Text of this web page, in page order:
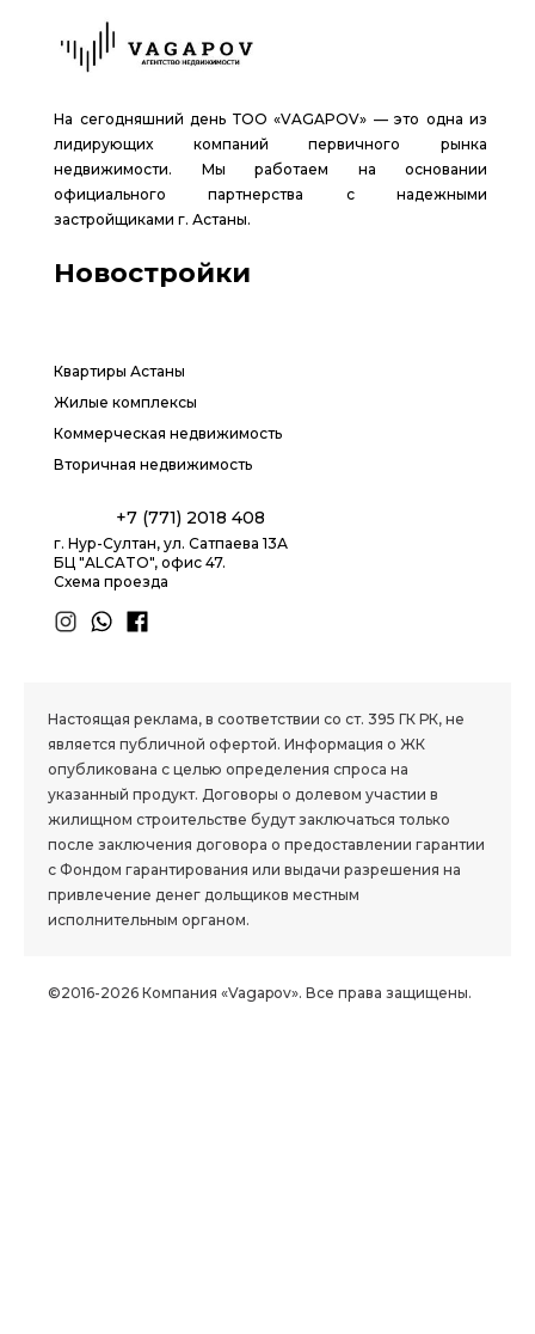
На сегодняшний день ТОО «VAGAPOV» — это одна из
лидирующих компаний первичного рынка
недвижимости. Мы работаем на основании
официального партнерства с надежными
застройщиками г. Астаны.
Новостройки
Квартиры Астаны
Жилые комплексы
Коммерческая недвижимость
Вторичная недвижимость
+7 (771) 2018 408
г. Нур-Султан, ул. Сатпаева 13А
БЦ "ALCATO", офис 47.
Схема проезда
Настоящая реклама, в соответствии со ст. 395 ГК РК, не
является публичной офертой. Информация о ЖК
опубликована с целью определения спроса на
указанный продукт. Договоры о долевом участии в
жилищном строительстве будут заключаться только
после заключения договора о предоставлении гарантии
с Фондом гарантирования или выдачи разрешения на
привлечение денег дольщиков местным
исполнительным органом.
©2016-2026 Компания «Vagapov». Все права защищены.